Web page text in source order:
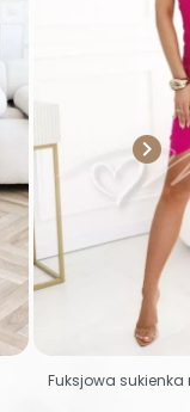
Fuksjowa
